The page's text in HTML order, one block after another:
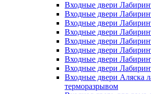
Входные двери
Входные двери
Входные двери
Входные двери
Входные двери
Входные двери
Входные двери
Входные двери
Входные двери Аляска
терморазрывом